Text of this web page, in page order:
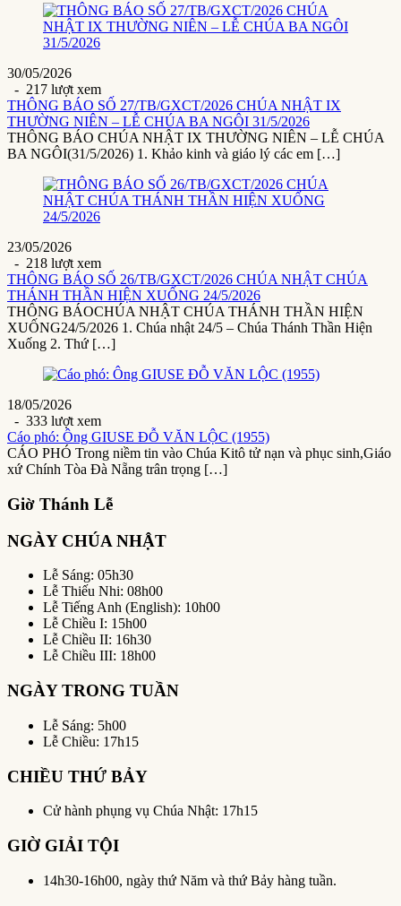
30/05/2026
- 217 lượt xem
THÔNG BÁO SỐ 27/TB/GXCT/2026 CHÚA NHẬT IX
THƯỜNG NIÊN – LỄ CHÚA BA NGÔI 31/5/2026
THÔNG BÁO CHÚA NHẬT IX THƯỜNG NIÊN – LỄ CHÚA
BA NGÔI(31/5/2026) 1. Khảo kinh và giáo lý các em […]
23/05/2026
- 218 lượt xem
THÔNG BÁO SỐ 26/TB/GXCT/2026 CHÚA NHẬT CHÚA
THÁNH THẦN HIỆN XUỐNG 24/5/2026
THÔNG BÁOCHÚA NHẬT CHÚA THÁNH THẦN HIỆN
XUỐNG24/5/2026 1. Chúa nhật 24/5 – Chúa Thánh Thần Hiện
Xuống 2. Thứ […]
18/05/2026
- 333 lượt xem
Cáo phó: Ông GIUSE ĐỖ VĂN LỘC (1955)
CÁO PHÓ Trong niềm tin vào Chúa Kitô tử nạn và phục sinh,Giáo
xứ Chính Tòa Đà Nẵng trân trọng […]
Giờ Thánh Lễ
NGÀY CHÚA NHẬT
Lễ Sáng: 05h30
Lễ Thiếu Nhi: 08h00
Lễ Tiếng Anh (English): 10h00
Lễ Chiều I: 15h00
Lễ Chiều II: 16h30
Lễ Chiều III: 18h00
NGÀY TRONG TUẦN
Lễ Sáng: 5h00
Lễ Chiều: 17h15
CHIỀU THỨ BẢY
Cử hành phụng vụ Chúa Nhật: 17h15
GIỜ GIẢI TỘI
14h30-16h00, ngày thứ Năm và thứ Bảy hàng tuần.